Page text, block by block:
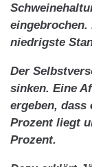
niedrigste
Der
sinken. Eine
ergeben, dass
Prozent liegt
Prozent.